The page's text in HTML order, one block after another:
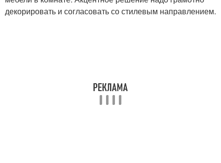
декорировать и согласовать со стилевым направлением.